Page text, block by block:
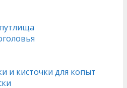
и кисточки для копыт